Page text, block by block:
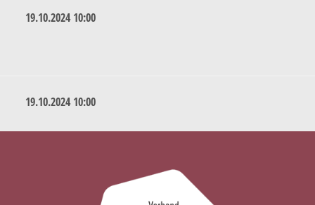
19.10.2024 10:00
19.10.2024 10:00